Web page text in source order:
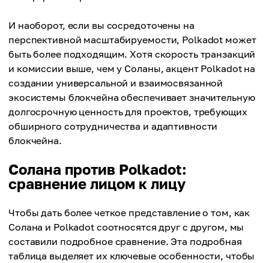
И наоборот, если вы сосредоточены на
перспективной масштабируемости, Polkadot может
быть более подходящим. Хотя скорость транзакций
и комиссии выше, чем у Соланы, акцент Polkadot на
создании универсальной и взаимосвязанной
экосистемы блокчейна обеспечивает значительную
долгосрочную ценность для проектов, требующих
обширного сотрудничества и адаптивности
блокчейна.
Солана против Polkadot:
сравнение лицом к лицу
Чтобы дать более четкое представление о том, как
Солана и Polkadot соотносятся друг с другом, мы
составили подробное сравнение. Эта подробная
таблица выделяет их ключевые особенности, чтобы